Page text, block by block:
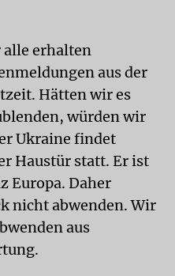
alle erhalten
aus der
Hätten wir es
würden wir
Ukraine findet
Haustür statt. Er ist
Europa. Daher
nicht abwenden. Wir
aus